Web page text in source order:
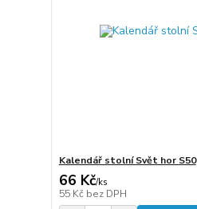
Kalendář stolní Svět hor S50
66 Kč/ks
55 Kč bez DPH